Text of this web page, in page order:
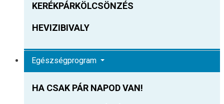
KERÉKPÁRKÖLCSÖNZÉS
HEVIZIBIVALY
Egészségprogram
HA CSAK PÁR NAPOD VAN!